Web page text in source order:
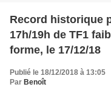
Record historique
17h/19h de TF1
forme, le 17/12/18
Publié le 18/12/2018 à 13:05
Par Benoît